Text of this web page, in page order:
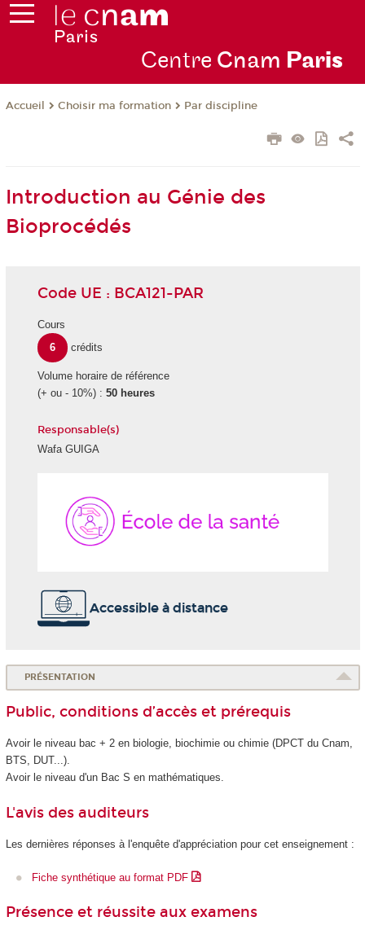
Centre Cnam Paris
Accueil Choisir ma formation Par discipline
Introduction au Génie des
Bioprocédés
Code UE : BCA121-PAR
Cours
6
crédits
Volume horaire de référence
(+ ou - 10%) : 50 heures
Responsable(s)
Wafa GUIGA
Accessible à distance
PRÉSENTATION
Public, conditions d’accès et prérequis
Avoir le niveau bac + 2 en biologie, biochimie ou chimie (DPCT du Cnam,
BTS, DUT...).
Avoir le niveau d'un Bac S en mathématiques.
L'avis des auditeurs
Les dernières réponses à l'enquête d'appréciation pour cet enseignement :
Fiche synthétique au format PDF
Présence et réussite aux examens